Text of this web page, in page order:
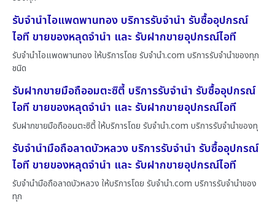
รับจำนำไอแพดพานทอง บริการรับจำนำ รับซื้ออุปกรณ์
ไอที ขายของหลุดจำนำ และ รับฝากขายอุปกรณ์ไอที
รับจำนำไอแพดพานทอง ให้บริการโดย รับจํานํา.com บริการรับจำนำของทุก
ชนิด
รับฝากขายมือถืออมตะซิตี้ บริการรับจำนำ รับซื้ออุปกรณ์
ไอที ขายของหลุดจำนำ และ รับฝากขายอุปกรณ์ไอที
รับฝากขายมือถืออมตะซิตี้ ให้บริการโดย รับจํานํา.com บริการรับจำนำของทุ
รับจำนำมือถือลาดบัวหลวง บริการรับจำนำ รับซื้ออุปกรณ์
ไอที ขายของหลุดจำนำ และ รับฝากขายอุปกรณ์ไอที
รับจำนำมือถือลาดบัวหลวง ให้บริการโดย รับจํานํา.com บริการรับจำนำของ
ทุก